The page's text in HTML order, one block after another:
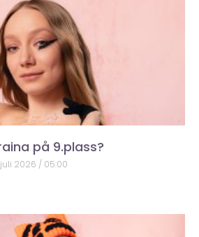
på 9.plass?
juli 2026 05:00